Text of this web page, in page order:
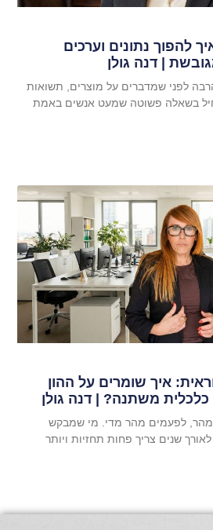
להפוך נתונים וערכים
| דנה גולן
לפני שמדברים על מוצרים, תשואות
בשאלה פשוטה שמעט אנשים באמת
איך שומרים על ההון
משתנה? | דנה גולן
לפעמים מהר מדי. מי שמבקש
שנים צריך פחות תחזיות ויותר